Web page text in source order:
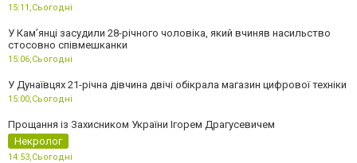
15:11,Сьогодні
У Камʼянці засудили 28-річного чоловіка, який вчиняв насильство
стосовно співмешканки
15:06,Сьогодні
У Дунаївцях 21-річна дівчина двічі обікрала магазин цифрової техніки
15:00,Сьогодні
Прощання із Захисником України Ігорем Драгусевичем
Некролог
14:53,Сьогодні